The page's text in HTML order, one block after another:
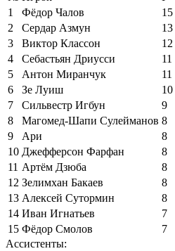
1
Фёдор Чалов
15
2
Сердар Азмун
13
3
Виктор Классон
12
4
Себастьян Дриусси
11
5
Антон Миранчук
11
6
Зе Луиш
10
7
Сильвестр Игбун
9
8
Магомед-Шапи Сулейманов 8
9
Ари
8
10 Джефферсон Фарфан
8
11 Артём Дзюба
8
12 Зелимхан Бакаев
8
13 Алексей Сутормин
8
14 Иван Игнатьев
7
15 Фёдор Смолов
7
Ассистенты: